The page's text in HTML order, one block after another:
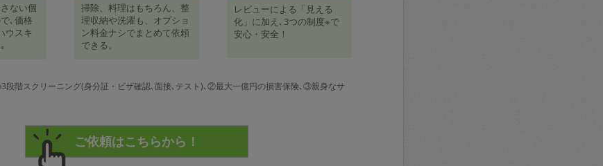
ない個
､価格
ウスキ
掃除、料理はもちろん、整
理収納や洗濯も、オプショ
ン料金ナシでまとめて依頼
できる。
レビューによる「見える
化」に加え､3つの制度※で
安心・安全！
段階スクリーニング(身分証・ビザ確認､面接､テスト)､②最大一億円の損害保険､③親身なサ